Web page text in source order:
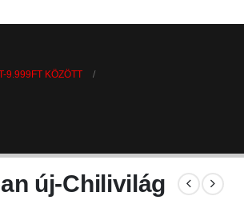
9.999FT KÖZÖTT
új-Chilivilág